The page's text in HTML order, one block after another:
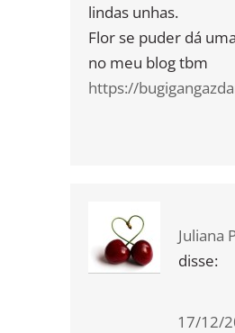
lindas unhas.
Flor se puder dá
no meu blog tbm
https://
Juliana
disse:
17/12/